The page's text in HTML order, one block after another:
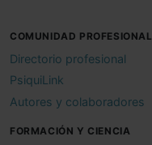
COMUNIDAD PROFESIONAL
Directorio profesional
PsiquiLink
Autores y colaboradores
FORMACIÓN Y CIENCIA